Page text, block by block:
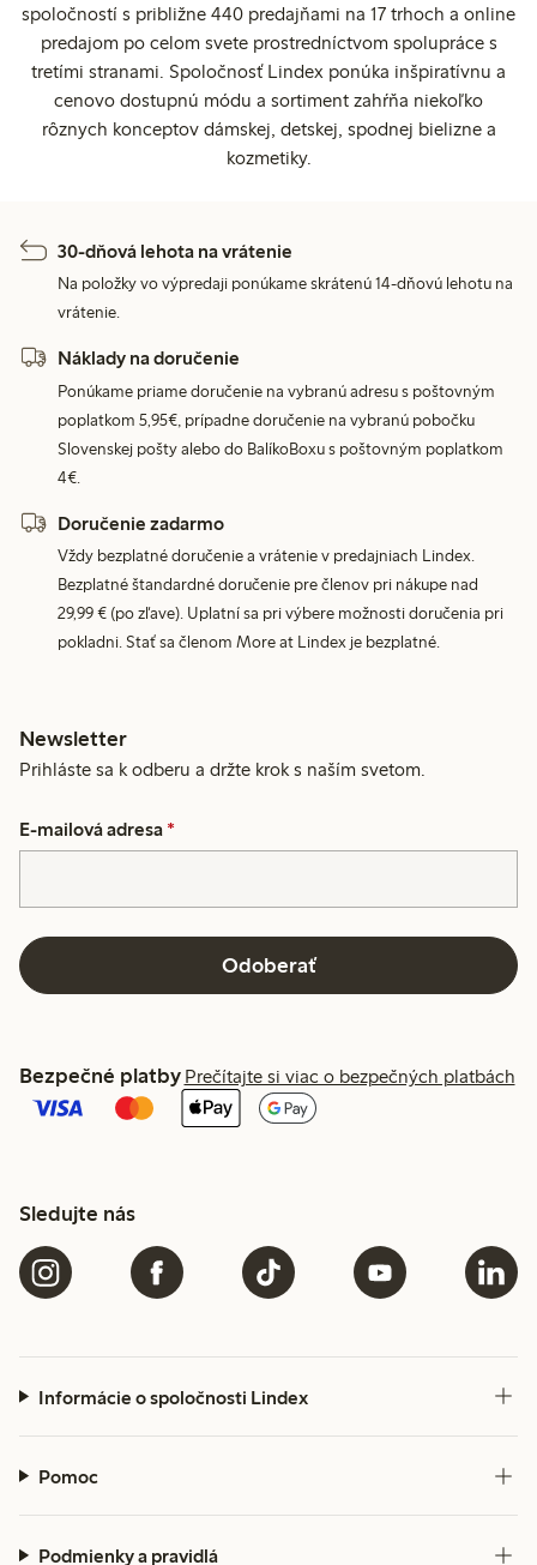
spoločností s približne 440 predajňami na 17 trhoch a online
predajom po celom svete prostredníctvom spolupráce s
tretími stranami. Spoločnosť Lindex ponúka inšpiratívnu a
cenovo dostupnú módu a sortiment zahŕňa niekoľko
rôznych konceptov dámskej, detskej, spodnej bielizne a
kozmetiky.
30-dňová lehota na vrátenie
Na položky vo výpredaji ponúkame skrátenú 14-dňovú lehotu na
vrátenie.
Náklady na doručenie
Ponúkame priame doručenie na vybranú adresu s poštovným
poplatkom 5,95€, prípadne doručenie na vybranú pobočku
Slovenskej pošty alebo do BalíkoBoxu s poštovným poplatkom
4€.
Doručenie zadarmo
Vždy bezplatné doručenie a vrátenie v predajniach Lindex.
Bezplatné štandardné doručenie pre členov pri nákupe nad
29,99 € (po zľave). Uplatní sa pri výbere možnosti doručenia pri
pokladni. Stať sa členom More at Lindex je bezplatné.
Newsletter
Prihláste sa k odberu a držte krok s naším svetom.
E-mailová adresa *
Odoberať
Bezpečné platby Prečítajte si viac o bezpečných platbách
Sledujte nás
Informácie o spoločnosti Lindex
Pomoc
Podmienky a pravidlá